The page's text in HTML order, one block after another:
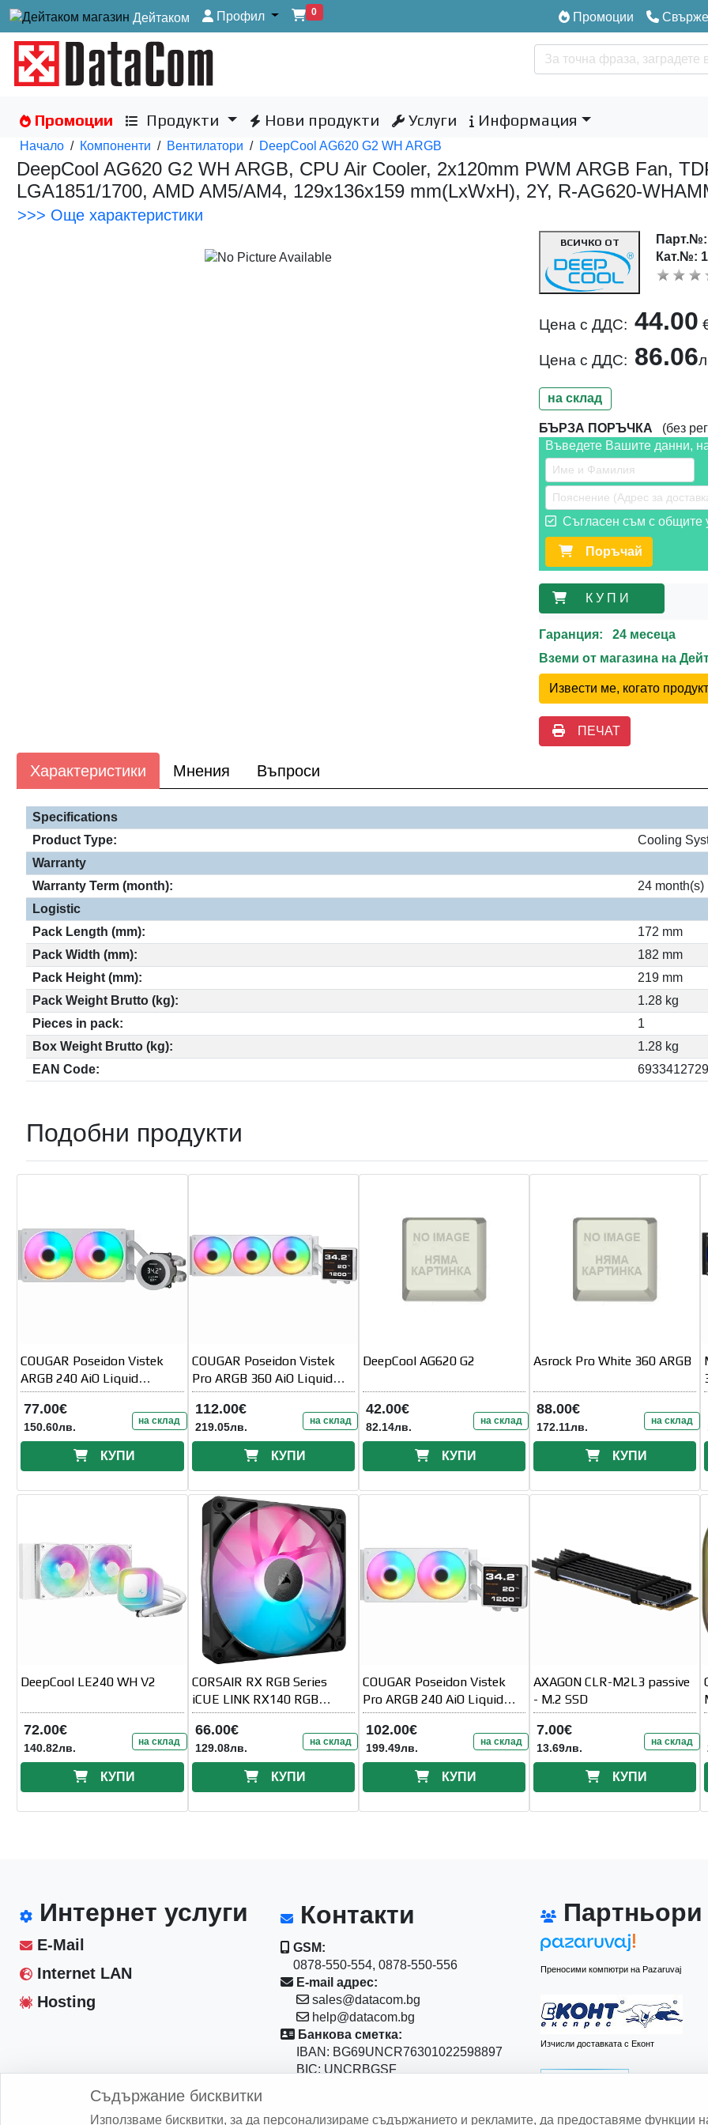
Дейтаком Профил 0 Промоции
Промоции Продукти Нови продукти Услуги Информация
Начало / Компоненти / Вентилатори / DeepCool AG620 G2 WH ARGB
DeepCool AG620 G2 WH ARGB, CPU Air Cooler, 2x120mm PWM ARGB Fan,
LGA1851/1700, AMD AM5/AM4, 129x136x159 mm(LxWxH), 2Y, R-AG620-
>>> Още характеристики
ВСИЧКО ОТ
Кат.№:
Цена с ДДС: 44.00
Цена с ДДС: 86.06
на склад
БЪРЗА ПОРЪЧКА (без
Въведете Вашите данни,
Съгласен съм с общите
Поръчай
К У П И
Гаранция: 24 месеца
Вземи от магазина на
Извести ме, когато
ПЕЧАТ
Характеристики Мнения Въпроси
Specifications
Product Type:
Cooling
Warranty
Warranty Term (month):
24 month(s)
Logistic
Pack Length (mm):
172 mm
Pack Width (mm):
182 mm
Pack Height (mm):
219 mm
Pack Weight Brutto (kg):
1.28 kg
Pieces in pack:
1
Box Weight Brutto (kg):
1.28 kg
EAN Code:
Подобни продукти
COUGAR Poseidon Vistek
ARGB 240 AiO Liquid
Watercooling - White
77.00€
150.60лв. на склад
КУПИ
COUGAR Poseidon Vistek
Pro ARGB 360 AiO Liquid
Watercooling - White
112.00€
219.05лв. на склад
КУПИ
DeepCool AG620 G2
42.00€
82.14лв. на склад
КУПИ
Asrock Pro White 360 ARGB
88.00€
172.11лв. на склад
КУПИ
DeepCool LE240 WH V2
72.00€
140.82лв. на склад
КУПИ
CORSAIR RX RGB Series
iCUE LINK RX140 RGB
140mm RGB Fan Single Fan
66.00€
129.08лв. на склад
КУПИ
COUGAR Poseidon Vistek
Pro ARGB 240 AiO Liquid
Watercooling - White
102.00€
199.49лв. на склад
КУПИ
AXAGON CLR-M2L3 passive
- M.2 SSD
7.00€
13.69лв. на склад
КУПИ
Интернет услуги
E-Mail
Internet LAN
Hosting
Контакти
GSM:
0878-550-554, 0878-550-556
E-mail адрес:
sales@datacom.bg
help@datacom.bg
Банкова сметка:
IBAN: BG69UNCR76301022598897
BIC: UNCRBGSF
бул."Васил Левски" 111
Партньори
Преносими компютри на Pazaruvaj
Изчисли доставката с Еконт
Съдържание бисквитки
Използваме бисквитки, за да персонализираме съдържанието и рекламите, да предоставяме функции